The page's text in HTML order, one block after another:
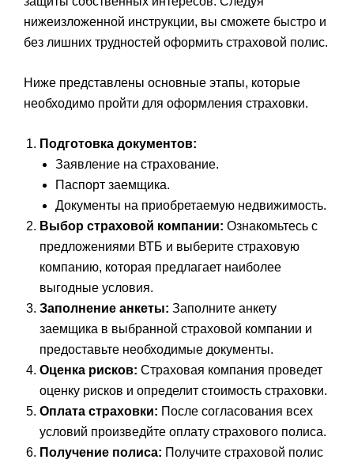
нижеизложенной инструкции, вы сможете быстро и
без лишних трудностей оформить страховой полис.
Ниже представлены основные этапы, которые
необходимо пройти для оформления страховки.
Подготовка документов:
Заявление на страхование.
Паспорт заемщика.
Документы на приобретаемую недвижимость.
Выбор страховой компании: Ознакомьтесь с
предложениями ВТБ и выберите страховую
компанию, которая предлагает наиболее
выгодные условия.
Заполнение анкеты: Заполните анкету
заемщика в выбранной страховой компании и
предоставьте необходимые документы.
Оценка рисков: Страховая компания проведет
оценку рисков и определит стоимость страховки.
Оплата страховки: После согласования всех
условий произведйте оплату страхового полиса.
Получение полиса: Получите страховой полис